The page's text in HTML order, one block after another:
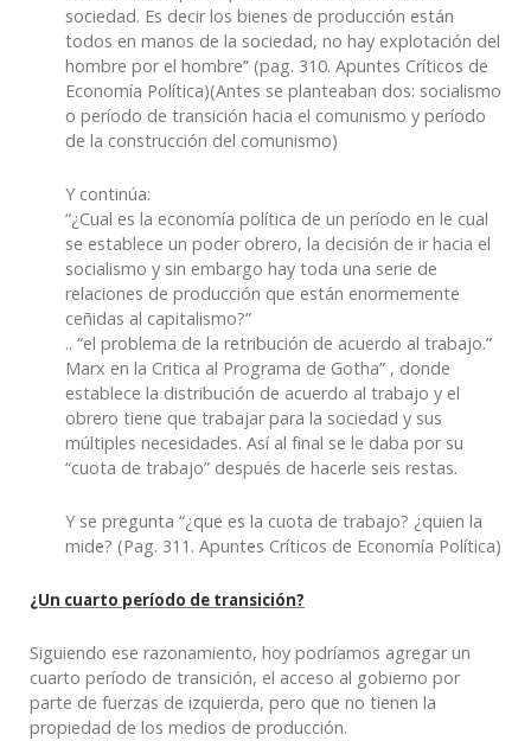
sociedad. Es decirlos bienes de producción están
todos en manos de la sociedad, no hay explotación del
hombre por el hombre” (pag. 310. Apuntes Críticos de
Economía Política)(Antes se planteaban dos: socialismo
o período de transición hacia el comunismo y período
de la construcción del comunismo)
Y continúa:
“¿Cual es la economía política de un período en le cual
se establece un poder obrero, la decisión de ir hacia el
socialismo y sin embargo hay toda una serie de
relaciones de producción que están enormemente
ceñidas al capitalismo?”
.. “el problema de la retribución de acuerdo al trabajo.”
Marx en la Critica al Programa de Gotha” , donde
establece la distribución de acuerdo al trabajo y el
obrero tiene que trabajar para la sociedad y sus
múltiples necesidades. Así al final se le daba por su
“cuota de trabajo” después de hacerle seis restas.
Y se pregunta “¿que es la cuota de trabajo? ¿quien la
mide? (Pag. 311. Apuntes Críticos de Economía Política)
¿Un cuarto período de transición?
Siguiendo ese razonamiento, hoy podríamos agregar un
cuarto período de transición, el acceso al gobierno por
parte de fuerzas de izquierda, pero que no tienen la
propiedad de los medios de producción.